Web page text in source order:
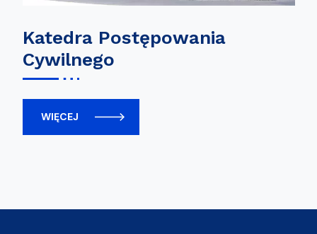
Katedra Postępowania
Cywilnego
WIĘCEJ